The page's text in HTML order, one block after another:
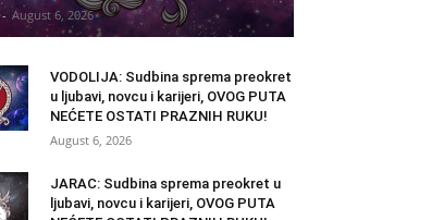
- August 6, 2026
VODOLIJA: Sudbina sprema preokret
u ljubavi, novcu i karijeri, OVOG PUTA
NEĆETE OSTATI PRAZNIH RUKU!
August 6, 2026
JARAC: Sudbina sprema preokret u
ljubavi, novcu i karijeri, OVOG PUTA